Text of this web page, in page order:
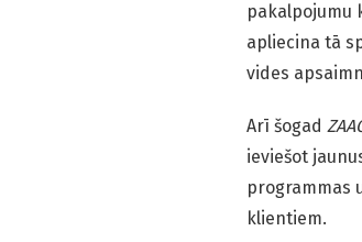
pakalpojumu
apliecina tā
vides
Arī šogad
ieviešot
programmas
klientiem.